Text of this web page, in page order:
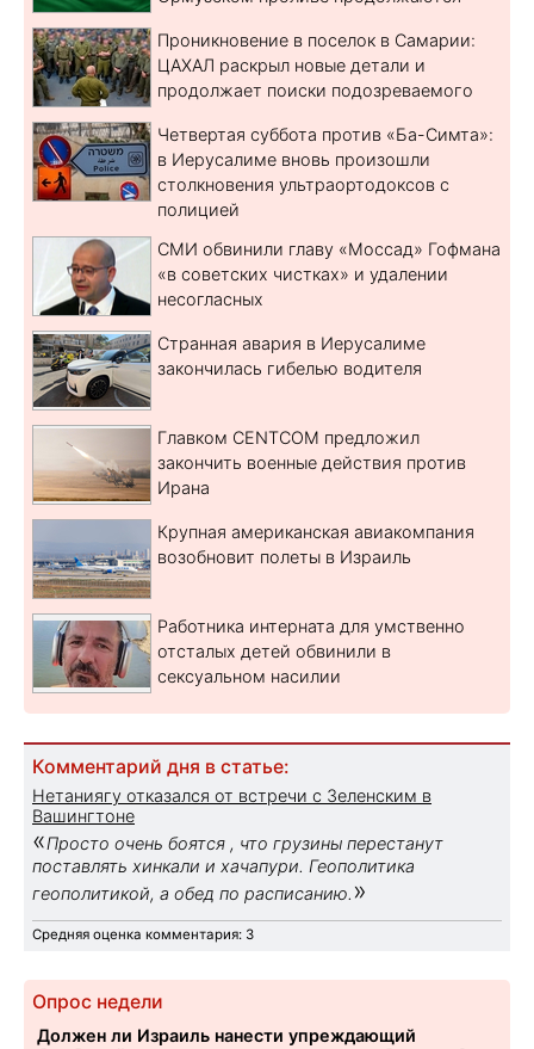
Проникновение в поселок в Самарии:
ЦАХАЛ раскрыл новые детали и
продолжает поиски подозреваемого
Четвертая суббота против «Ба-Симта»:
в Иерусалиме вновь произошли
столкновения ультраортодоксов с
полицией
СМИ обвинили главу «Моссад» Гофмана
«в советских чистках» и удалении
несогласных
Странная авария в Иерусалиме
закончилась гибелью водителя
Главком CENTCOM предложил
закончить военные действия против
Ирана
Крупная американская авиакомпания
возобновит полеты в Израиль
Работника интерната для умственно
отсталых детей обвинили в
сексуальном насилии
Комментарий дня в статье:
Нетаниягу отказался от встречи с Зеленским в
Вашингтоне
«Просто очень боятся , что грузины перестанут
поставлять хинкали и хачапури. Геополитика
геополитикой, а обед по расписанию. »
Средняя оценка комментария: 3
Опрос недели
Должен ли Израиль нанести упреждающий